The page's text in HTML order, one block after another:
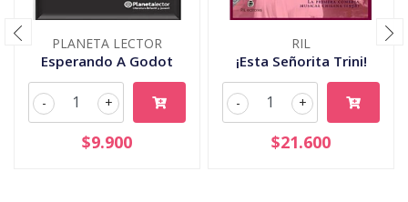
PLANETA LECTOR
Esperando A Godot
+
-
$9.900
RIL
¡Esta Señorita Trini!
+
-
$21.600